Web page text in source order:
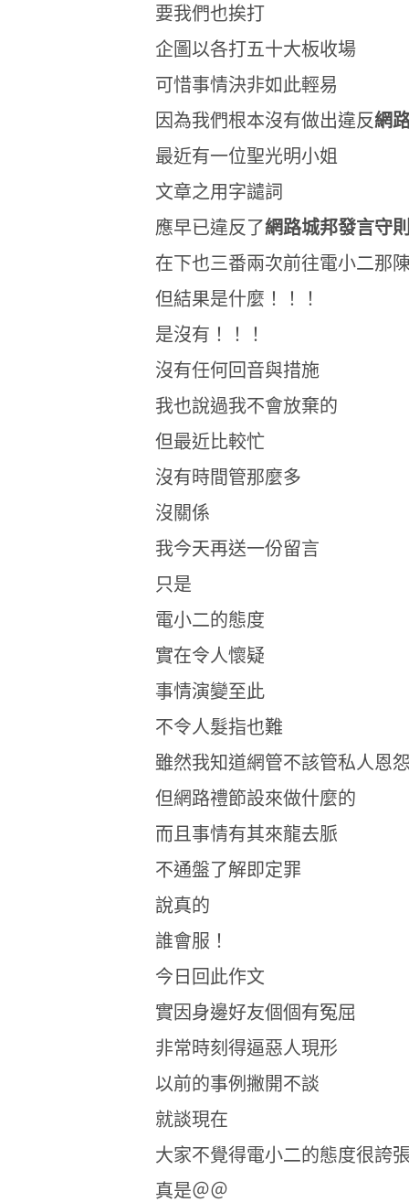
要我們也挨打
企圖以各打五十大板收場
可惜事情決非如此輕易
因為我們根本沒有做出違反網
最近有一位聖光明小姐
文章之用字譴詞
應早已違反了網路城邦發言守
在下也三番兩次前往電小二那
但結果是什麼！！！
是沒有！！！
沒有任何回音與措施
我也說過我不會放棄的
但最近比較忙
沒有時間管那麼多
沒關係
我今天再送一份留言
只是
電小二的態度
實在令人懷疑
事情演變至此
不令人髮指也難
雖然我知道網管不該管私人恩
但網路禮節設來做什麼的
而且事情有其來龍去脈
不通盤了解即定罪
說真的
誰會服！
今日回此作文
實因身邊好友個個有冤屈
非常時刻得逼惡人現形
以前的事例撇開不談
就談現在
大家不覺得電小二的態度很誇
真是＠＠